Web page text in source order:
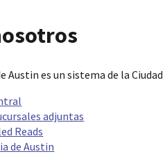
Austin es un sistema de la
adjuntas
Reads
de Austin